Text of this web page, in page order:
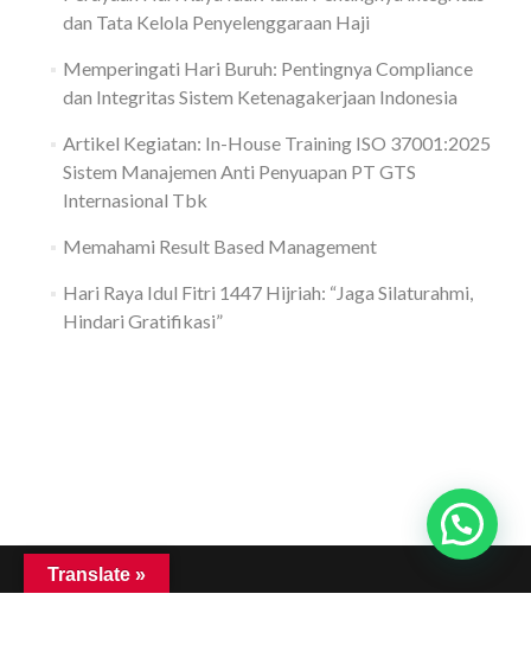
dan Tata Kelola Penyelenggaraan Haji
Memperingati Hari Buruh: Pentingnya Compliance
dan Integritas Sistem Ketenagakerjaan Indonesia
Artikel Kegiatan: In-House Training ISO 37001:2025
Sistem Manajemen Anti Penyuapan PT GTS
Internasional Tbk
Memahami Result Based Management
Hari Raya Idul Fitri 1447 Hijriah: “Jaga Silaturahmi,
Hindari Gratifikasi”
Translate »